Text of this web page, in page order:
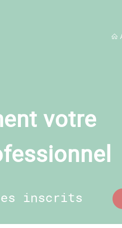
votre
inscrits